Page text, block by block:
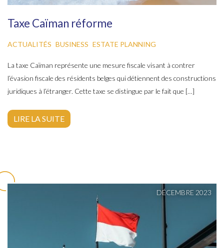
Taxe Caïman réforme
ACTUALITÉS BUSINESS ESTATE PLANNING
La taxe Caïman représente une mesure fiscale visant à contrer
l’évasion fiscale des résidents belges qui détiennent des constructions
juridiques à l’étranger. Cette taxe se distingue par le fait que […]
LIRE LA SUITE
DÉCEMBRE 2023